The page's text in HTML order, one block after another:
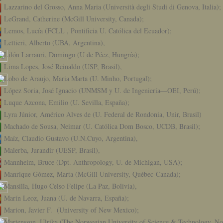
Lazzarino del Grosso, Anna Maria (Università degli Studi di Genova, Italia);
LeGrand, Catherine (McGill University, Canada);
Lemos, Lucía (FCLL , Pontificia U. Católica del Ecuador);
Lettieri, Alberto (UBA, Argentina),
Lilón Larrauri, Domingo (U de Pécz, Hungría);
Lima Lopes, José Reinaldo (USP, Brasil),
Lobo de Araujo, Maria Marta (U. Minho, Portugal);
López Soria, José Ignacio (UNMSM y U. de Ingeniería—OEI, Perú);
Luque Azcona, Emilio (U. Sevilla, España);
Lyra Júnior, Américo Alves de (U. Federal de Rondonia, Unir, Brasil)
Machado de Sousa, Neimar (U. Católica Dom Bosco, UCDB, Brasil);
Maíz, Claudio Gustavo (U.N.Cuyo, Argentina),
Malerba, Jurandir (UESP, Brasil),
Mannheim, Bruce (Dpt. Anthropology, U. de Michigan, USA);
Manrique Gómez, Marta (McGill University, Québec-Canada);
Mansilla, Hugo Celso Felipe (La Paz, Bolivia),
Marín Leoz, Juana (U. de Navarra, España);
Marion, Javier F. (University of New Mexico);